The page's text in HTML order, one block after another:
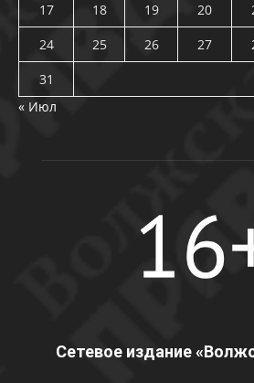
17
18 19 20
24
25 26 27
31
« Июл
Сетевое издание